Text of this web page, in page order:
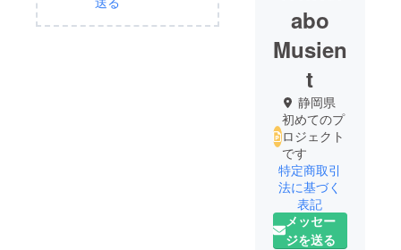
abo
Musien
t
静岡県
初めてのプ
ロジェクト
です
特定商取引
法に基づく
表記
メッセー
ジを送る